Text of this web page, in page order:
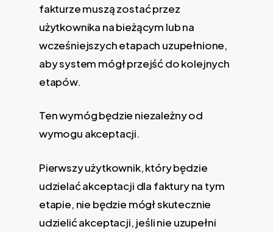
fakturze muszą zostać przez
użytkownika na bieżącym lub na
wcześniejszych etapach uzupełnione,
aby system mógł przejść do kolejnych
etapów.
Ten wymóg będzie niezależny od
wymogu akceptacji.
Pierwszy użytkownik, który będzie
udzielać akceptacji dla faktury na tym
etapie, nie będzie mógł skutecznie
udzielić akceptacji, jeśli nie uzupełni